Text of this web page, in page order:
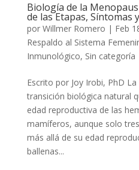
Biología de la
de las Etapas, Síntomas
por Willmer Romero | Feb
Respaldo al Sistema
Inmunológico, Sin categoría
Escrito por Joy Irobi, PhD
transición biológica natural
edad reproductiva de las
mamíferos, aunque solo
más allá de su edad
ballenas...